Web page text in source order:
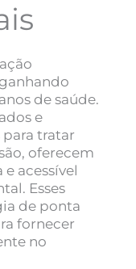
de saúde.
e
tratar
oferecem
acessível
Esses
de ponta
fornecer
no